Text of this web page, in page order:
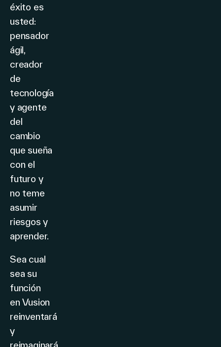
éxito es
usted:
pensador
ágil,
creador
de
tecnología
y agente
del
cambio
que sueña
con el
futuro y
no teme
asumir
riesgos y
aprender.
Sea cual
sea su
función
en Vusion
reinventará
y